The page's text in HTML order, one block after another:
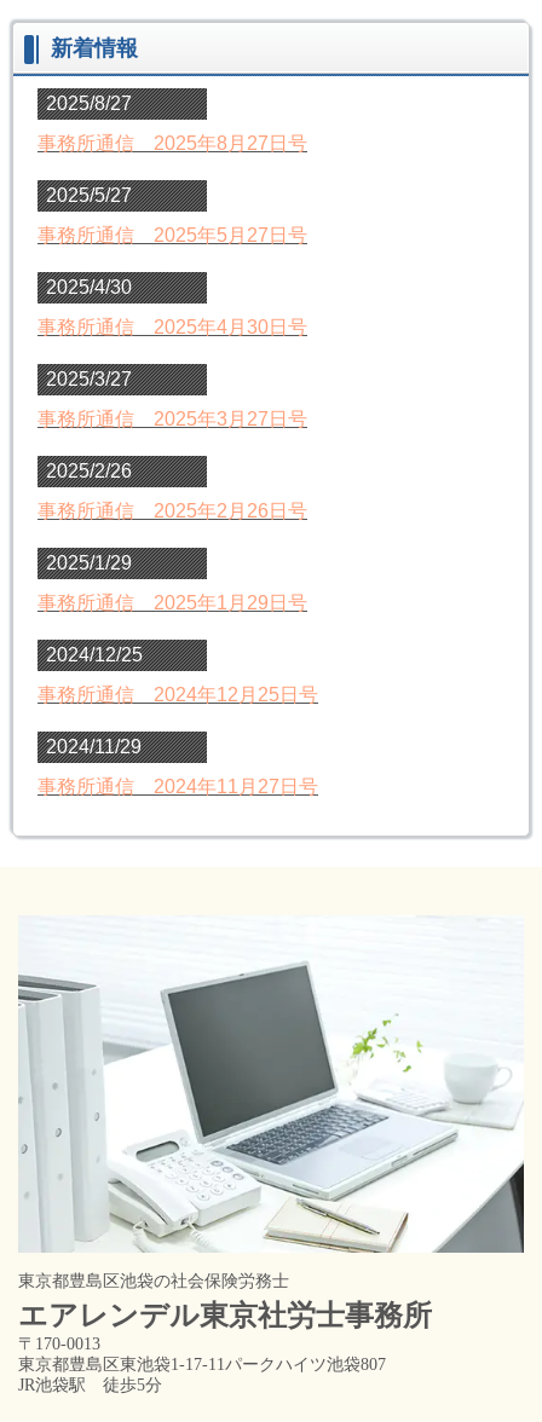
新着情報
2025/8/27
事務所通信 2025年8月27日号
2025/5/27
事務所通信 2025年5月27日号
2025/4/30
事務所通信 2025年4月30日号
2025/3/27
事務所通信 2025年3月27日号
2025/2/26
事務所通信 2025年2月26日号
2025/1/29
事務所通信 2025年1月29日号
2024/12/25
事務所通信 2024年12月25日号
2024/11/29
事務所通信 2024年11月27日号
東京都豊島区池袋の社会保険労務士
エアレンデル東京社労士事務所
〒170-0013
東京都豊島区東池袋1-17-11パークハイツ池袋807
JR池袋駅 徒歩5分